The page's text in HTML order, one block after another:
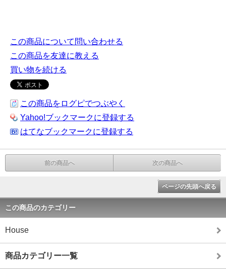
この商品について問い合わせる
この商品を友達に教える
買い物を続ける
この商品をログピでつぶやく
Yahoo!ブックマークに登録する
はてなブックマークに登録する
前の商品へ 次の商品へ
ページの先頭へ戻る
この商品のカテゴリー
House
商品カテゴリー一覧